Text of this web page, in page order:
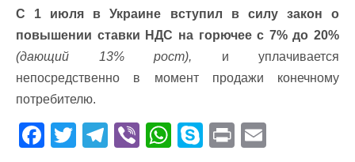
С 1 июля в Украине вступил в силу закон о
повышении ставки НДС на горючее с 7% до 20%
(дающий 13% рост), и уплачивается
непосредственно в момент продажи конечному
потребителю.
F T T Vi W S Pr